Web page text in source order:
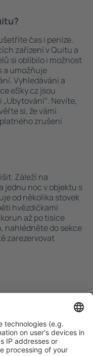
čas i peníze.
zařízení v Quitu a
si oblíbilo i možnost
a umožňuje
Vyhledávání a
eSky.cz jsou
Nevíte,
si, že vámi
zrušení
Záleží na
jednu noc v objektu s
od několika stovek
hvězdičkami
až po tisíce
nahlédněte do sekce
zarezervovat